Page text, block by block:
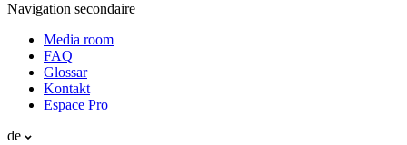
Navigation secondaire
Media room
FAQ
Glossar
Kontakt
Espace Pro
de